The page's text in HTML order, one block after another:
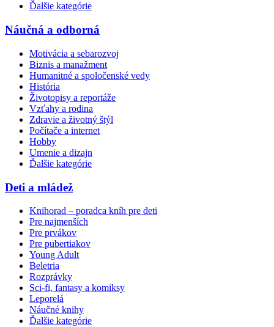
Ďalšie kategórie
Náučná a odborná
Motivácia a sebarozvoj
Biznis a manažment
Humanitné a spoločenské vedy
História
Životopisy a reportáže
Vzťahy a rodina
Zdravie a životný štýl
Počítače a internet
Hobby
Umenie a dizajn
Ďalšie kategórie
Deti a mládež
Knihorad – poradca kníh pre deti
Pre najmenších
Pre prvákov
Pre pubertiakov
Young Adult
Beletria
Rozprávky
Sci-fi, fantasy a komiksy
Leporelá
Náučné knihy
Ďalšie kategórie